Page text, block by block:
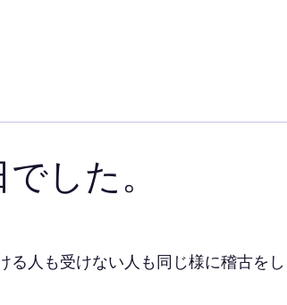
した。
る人も受けない人も同じ様に稽古を